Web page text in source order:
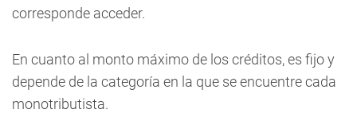
corresponde acceder.
En cuanto al monto máximo de los créditos, es fijo y
depende de la categoría en la que se encuentre cada
monotributista.